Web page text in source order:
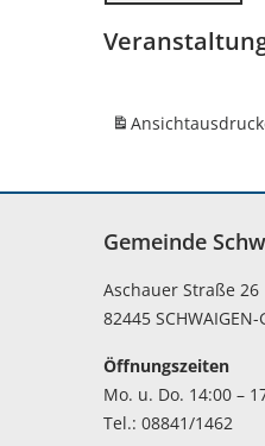
Ansicht
Gemeinde
Aschauer Straße 26
82445 SCHWAIGEN-
Öffnungszeiten
Mo. u. Do. 14:00 –
Tel.: 08841/1462